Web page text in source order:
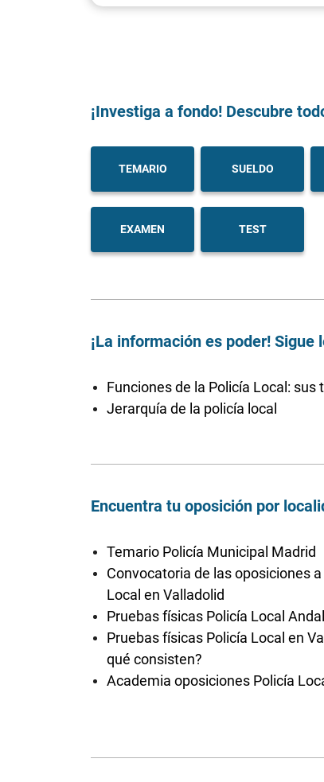
¡Investiga a fondo! Descubre
TEMARIO SUELDO
EXAMEN TEST
¡La información es poder! Sigue
Funciones de la Policía Local: sus
Jerarquía de la policía local
Encuentra tu oposición por
Temario Policía Municipal Madrid
Convocatoria de las oposiciones
Local en Valladolid
Pruebas físicas Policía Local
Pruebas físicas Policía Local en
qué consisten?
Academia oposiciones Policía